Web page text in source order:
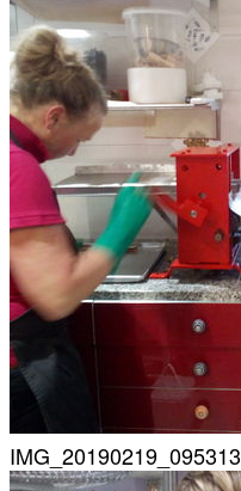
IMG_20190219_095313